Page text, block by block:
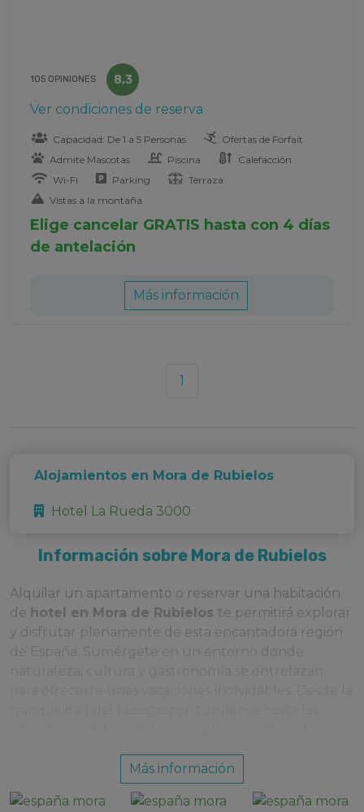
105 OPINIONES 8,3
Ver condiciones de reserva
Capacidad: De 1 a 5 Personas
Ofertas de Forfait
Admite Mascotas
Piscina
Calefacción
Wi-Fi
Parking
Terraza
Vistas a la montaña
Elige cancelar GRATIS hasta con 4 días
de antelación
Más información
1
Alojamientos en Mora de Rubielos
Hotel La Rueda 3000
Información sobre Mora de Rubielos
Alquilar un apartamento o reservar una habitación
de hotel en Mora de Rubielos te permitirá explorar
y disfrutar plenamente de esta encantadora región
de España. Sumérgete en un entorno donde
Hoteles y apartamentos en Mora de
Rubielos
Más información